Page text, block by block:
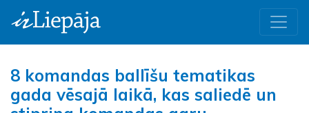
8 komandas ballīšu tematikas
gada vēsajā laikā, kas saliedē un